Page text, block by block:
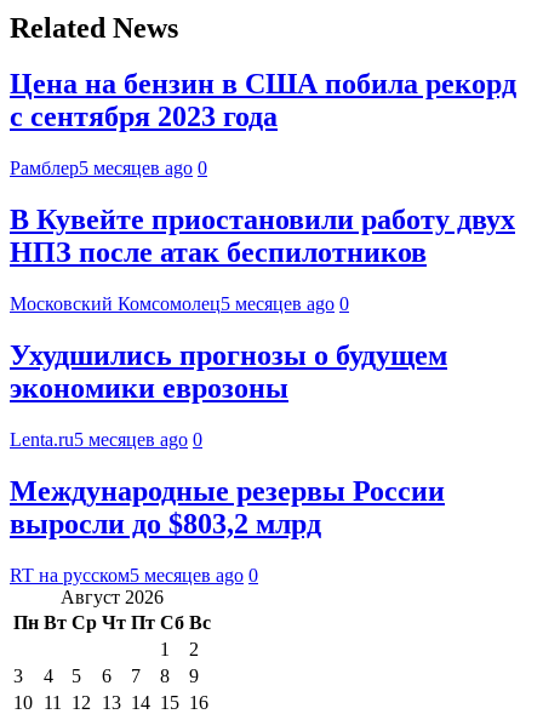
Related News
Цена на бензин в США побила рекорд
с сентября 2023 года
Рамблер5 месяцев ago 0
В Кувейте приостановили работу двух
НПЗ после атак беспилотников
Московский Комсомолец5 месяцев ago 0
Ухудшились прогнозы о будущем
экономики еврозоны
Lenta.ru5 месяцев ago 0
Международные резервы России
выросли до $803,2 млрд
RT на русском5 месяцев ago 0
Август 2026
Пн Вт Ср Чт Пт Сб Вс
1
2
3
4 5 6 7 8
9
10 11 12 13 14 15 16